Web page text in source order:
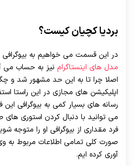
بردیا کچیان کیست؟
در این قسمت می خواهیم به بیوگرافی
مدل های اینستاگرام نیز به حساب می
اصلا چرا تا به این حد مشهور شد و
اپلیکیشن های مجازی در این راستا
رسانه های بسیار کمی به بیوگرافی این
می توانید با دنبال کردن استوری
فرد مقداری از بیوگرافی او را متوجه
صورت کلی تمامی اطلاعات مربوط به
آوری کرده ایم.